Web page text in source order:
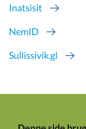
Inatsisit
NemID
Sullissivik.gl